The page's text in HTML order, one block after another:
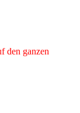
den ganzen